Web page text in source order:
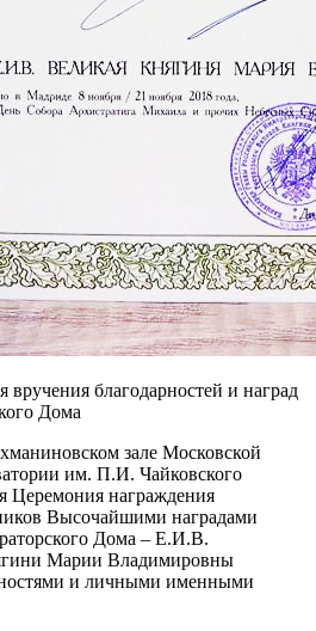
вручения благодарностей и наград
Дома
зале Московской
им. П.И. Чайковского
Церемония награждения
Высочайшими наградами
Дома – Е.И.В.
Марии Владимировны
и личными именными